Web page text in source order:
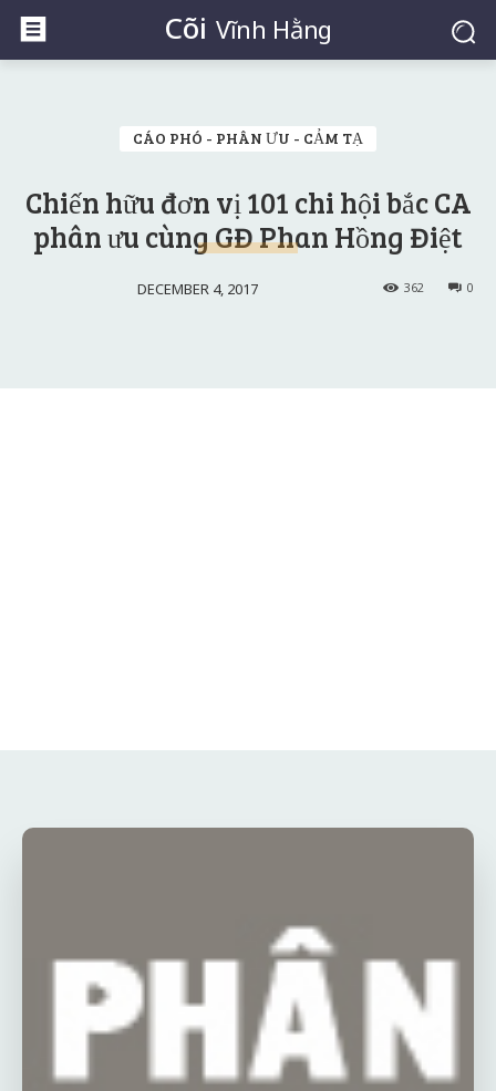
Cõi Vĩnh Hằng
CÁO PHÓ - PHÂN ƯU - CẢM TẠ
Chiến hữu đơn vị 101 chi hội bắc CA
phân ưu cùng GĐ Phan Hồng Điệt
DECEMBER 4, 2017 0
362